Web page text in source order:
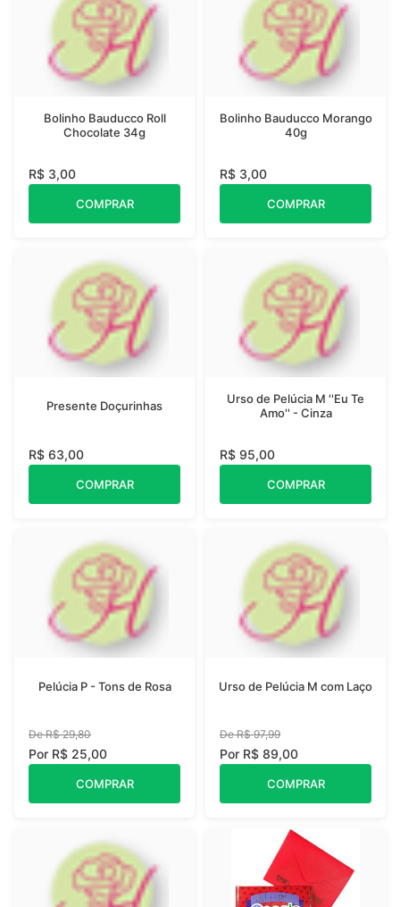
Bolinho Bauducco Roll
Chocolate 34g
R$ 3,00
COMPRAR
Bolinho Bauducco Morango
40g
R$ 3,00
COMPRAR
Presente Doçurinhas
R$ 63,00
COMPRAR
Urso de Pelúcia M ''Eu Te
Amo'' - Cinza
R$ 95,00
COMPRAR
Pelúcia P - Tons de Rosa
De R$ 29,80
Por R$ 25,00
COMPRAR
Urso de Pelúcia M com Laço
De R$ 97,99
Por R$ 89,00
COMPRAR